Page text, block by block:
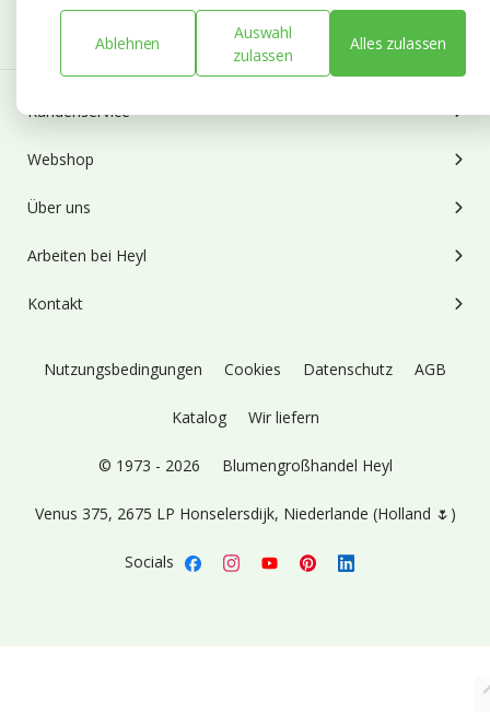
Abonnieren
Kundenservice
Webshop
Über uns
Arbeiten bei Heyl
Kontakt
Nutzungsbedingungen Cookies Datenschutz AGB
Katalog Wir liefern
© 1973 - 2026 Blumengroßhandel Heyl
Venus 375, 2675 LP Honselersdijk, Niederlande (Holland 🌷)
Socials
Ablehnen
Auswahl
zulassen
Alles zulassen